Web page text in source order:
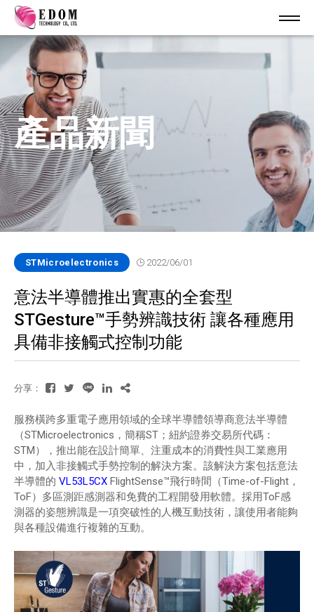
產品新聞
STMicroelectronics 2022/06/01
意法半導體推出實惠的全套型
STGesture™手勢辨識技術 讓各種應用
具備非接觸式控制功能
分享：
服務橫跨多重電子應用領域的全球半導體領導商意法半導體
（STMicroelectronics，簡稱ST；紐約證券交易所代碼：
STM），推出能在設計簡單、注重成本的消費性與工業應用
中，加入非接觸式手勢控制的解決方案。該解決方案包括意法
半導體的 VL53L5CX FlightSense™飛行時間（Time-of-Flight，
ToF）多區測距感測器和免費的工程開發用軟體。採用ToF感
測器的姿態辨識是一項突破性的人機互動技術，讓使用者能夠
與各種設備進行複雜的互動。